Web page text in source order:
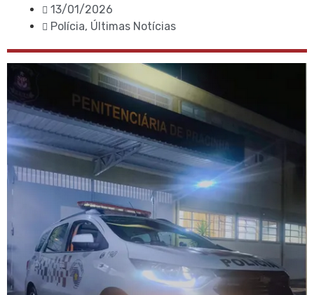
13/01/2026
Polícia, Últimas Notícias